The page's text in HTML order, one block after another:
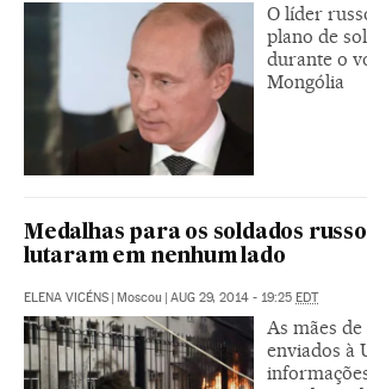
O líder
plano de
durante o
Mongólia
Medalhas para os soldados
lutaram em nenhum lado
ELENA VICÉNS | Moscou | AUG 29, 2014 - 19:25 EDT
As mães
enviados à